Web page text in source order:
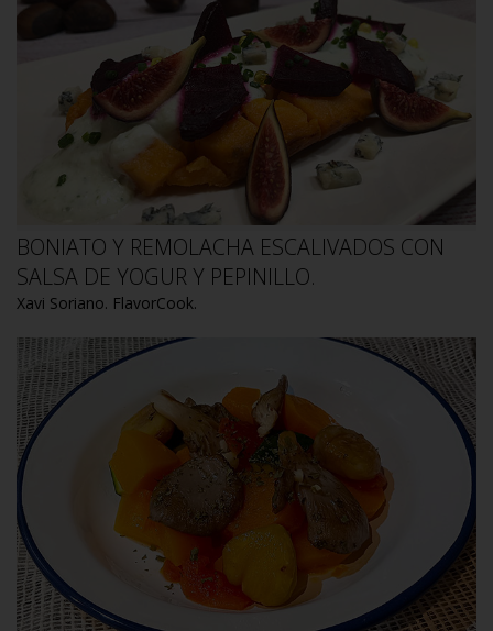
BONIATO Y REMOLACHA ESCALIVADOS CON
SALSA DE YOGUR Y PEPINILLO.
Xavi Soriano. FlavorCook.